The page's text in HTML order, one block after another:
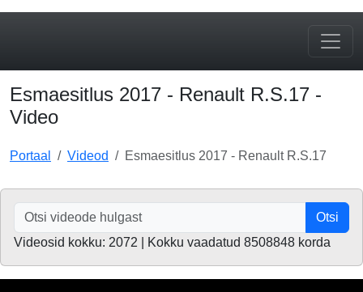
Esmaesitlus 2017 - Renault R.S.17 -
Video
Portaal Videod Esmaesitlus 2017 - Renault R.S.17
Otsi
Videosid kokku: 2072 | Kokku vaadatud 8508848 korda